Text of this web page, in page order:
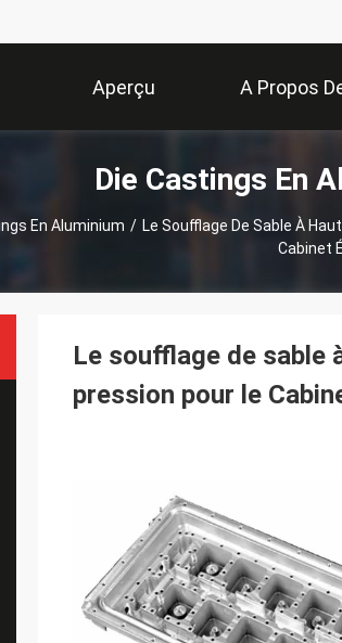
Aperçu A Propos
Nous
Die Castings En
En Aluminium / Le Soufflage De Sable À
Cabinet
Le soufflage de sable
pression pour le